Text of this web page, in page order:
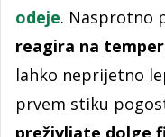
odeje. Nasprotno
reagira na
lahko neprijetno
prvem stiku
preživljate dolge